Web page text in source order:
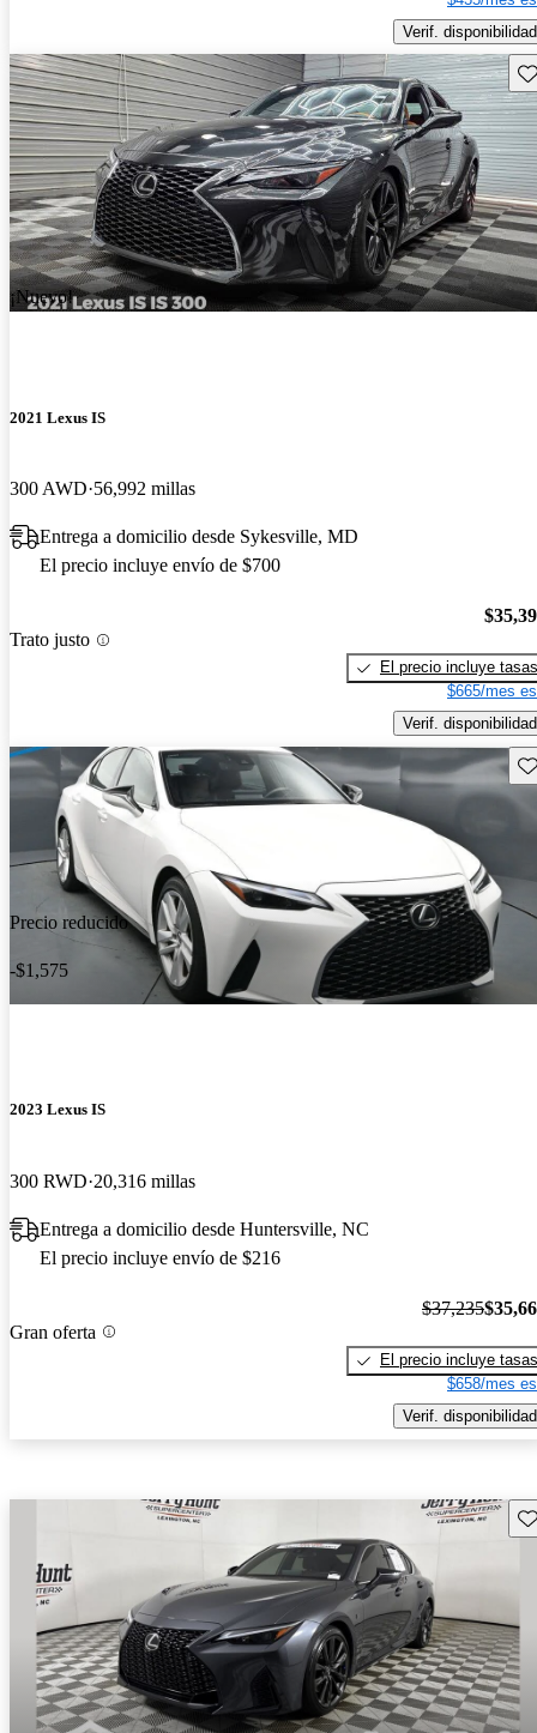
Verif. disponibilidad
¡Nuevo!
2021 Lexus IS
300 AWD 56,992 millas
Entrega a domicilio desde Sykesville, MD
El precio incluye envío de $700
Trato justo
El precio incluye tasas
$665/mes
Verif. disponibilidad
Precio reducido
-$1,575
2023 Lexus IS
300 RWD 20,316 millas
Entrega a domicilio desde Huntersville, NC
El precio incluye envío de $216
Gran oferta
$37,235
El precio incluye tasas
$658/mes
Verif. disponibilidad